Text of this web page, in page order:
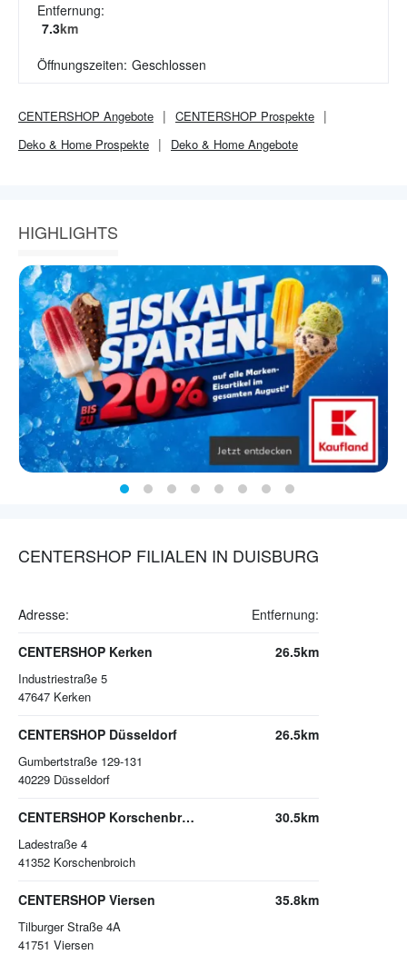
Entfernung:
7.3km
Öffnungszeiten: Geschlossen
CENTERSHOP Angebote CENTERSHOP Prospekte
Deko & Home Prospekte Deko & Home Angebote
HIGHLIGHTS
CENTERSHOP FILIALEN IN DUISBURG
Adresse: Entfernung:
CENTERSHOP Kerken
Industriestraße 5
47647 Kerken
26.5km
CENTERSHOP Düsseldorf
Gumbertstraße 129-131
40229 Düsseldorf
26.5km
CENTERSHOP Korschenbroich
Ladestraße 4
41352 Korschenbroich
30.5km
CENTERSHOP Viersen
Tilburger Straße 4A
41751 Viersen
35.8km